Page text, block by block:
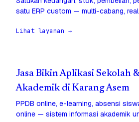
satu ERP custom — multi-cabang,
Lihat layanan →
Jasa Bikin Aplikasi Sekolah
Akademik di Karang Asem
PPDB online, e-learning, absensi
online — sistem informasi akademik